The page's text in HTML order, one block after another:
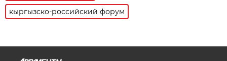
кыргызско-российский форум